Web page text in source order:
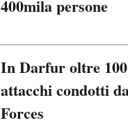
400mila persone
In Darfur oltre 100
attacchi condotti
Forces